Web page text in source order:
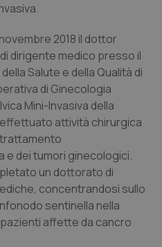
di Bolzano
di Trento
Rettocolite Ulcerosa
neurodegenerative
2018 il dottor
dirigente medico presso il
Salute e della Qualità di
di Ginecologia
Mini-Invasiva della
attività chirurgica
e dei tumori ginecologici.
un dottorato di
concentrandosi sullo
sentinella nella
affette da cancro